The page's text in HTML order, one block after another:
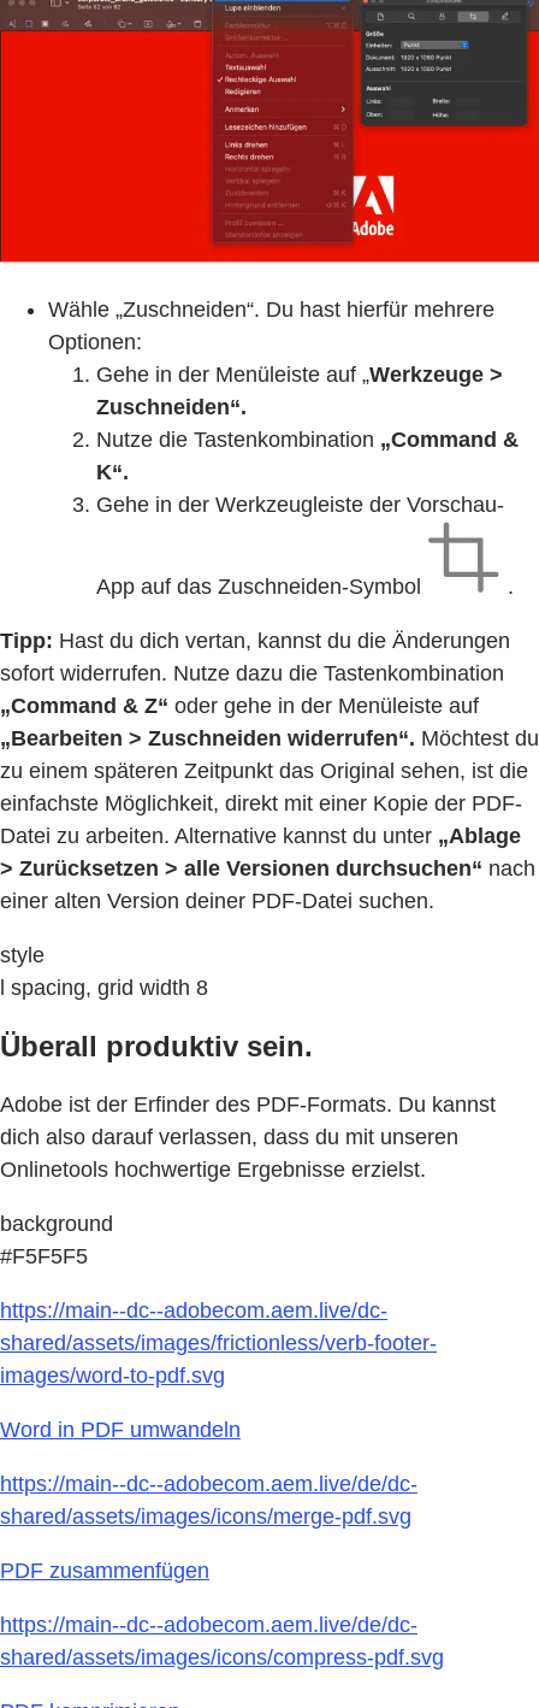
Wähle „Zuschneiden“. Du hast hierfür mehrere
Optionen:
Gehe in der Menüleiste auf „Werkzeuge >
Zuschneiden“.
Nutze die Tastenkombination „Command &
K“.
Gehe in der Werkzeugleiste der Vorschau-
App auf das Zuschneiden-Symbol .
Tipp: Hast du dich vertan, kannst du die Änderungen
sofort widerrufen. Nutze dazu die Tastenkombination
„Command & Z“ oder gehe in der Menüleiste auf
„Bearbeiten > Zuschneiden widerrufen“. Möchtest du
zu einem späteren Zeitpunkt das Original sehen, ist die
einfachste Möglichkeit, direkt mit einer Kopie der PDF-
Datei zu arbeiten. Alternative kannst du unter „Ablage
> Zurücksetzen > alle Versionen durchsuchen“ nach
einer alten Version deiner PDF-Datei suchen.
style
l spacing, grid width 8
Überall produktiv sein.
Adobe ist der Erfinder des PDF-Formats. Du kannst
dich also darauf verlassen, dass du mit unseren
Onlinetools hochwertige Ergebnisse erzielst.
background
#F5F5F5
https://main--dc--adobecom.aem.live/dc-
shared/assets/images/frictionless/verb-footer-
images/word-to-pdf.svg
Word in PDF umwandeln
https://main--dc--adobecom.aem.live/de/dc-
shared/assets/images/icons/merge-pdf.svg
PDF zusammenfügen
https://main--dc--adobecom.aem.live/de/dc-
shared/assets/images/icons/compress-pdf.svg